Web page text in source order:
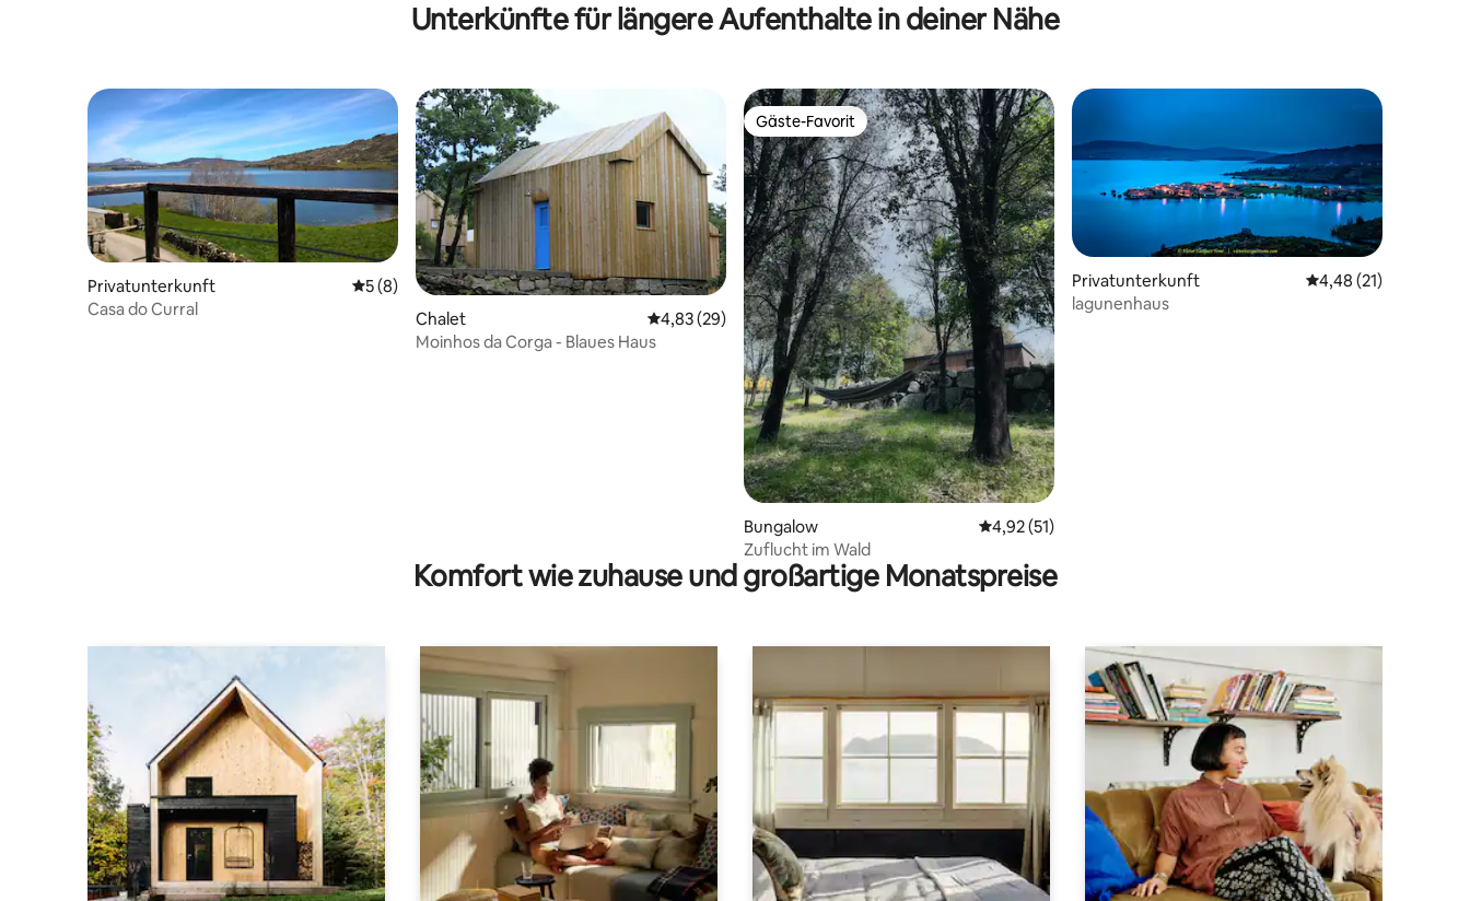
Unterkünfte für längere Aufenthalte in deiner Nähe
Privatunterkunft Durchschnittliche Bewertung: 5 von 5, 8 Bewertungen
5 (8)
Casa do Curral
Chalet Durchschnittliche Bewertung: 4,83 von 5, 29 Bewertungen
4,83 (29)
Moinhos da Corga - Blaues Haus
Gäste-Favorit
Gäste-Favorit
Bungalow Durchschnittliche Bewertung: 4,92 von 5, 51 Bewertungen
4,92 (51)
Zuflucht im Wald
Privatunterkunft Durchschnittliche
4,48 (21)
lagunenhaus
Komfort wie zuhause und großartige Monatspreise